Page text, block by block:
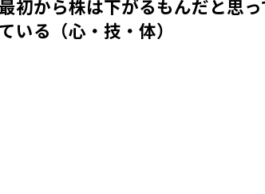
最初から株は下がるもんだと思っ
ている（心・技・体）